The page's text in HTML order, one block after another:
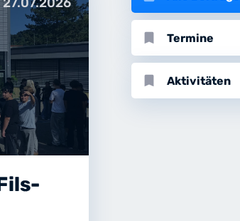
bookmark Termine
bookmark Aktivitäten